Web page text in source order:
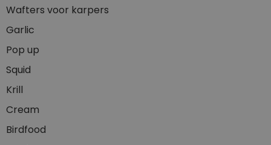
Wafters voor karpers
Garlic
Pop up
Squid
Krill
Cream
Birdfood